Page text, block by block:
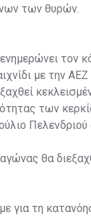
των θυρών.
τον
με την
των
Πελενδριού
θα
για τη